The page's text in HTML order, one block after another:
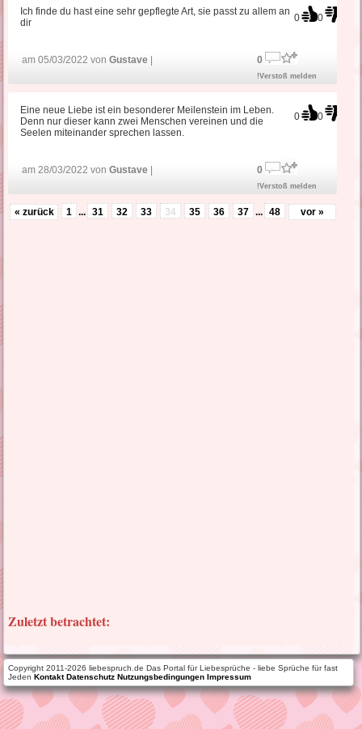
0 0
Ich finde du hast eine sehr gepflegte Art, sie passt zu allem an
dir
am 05/03/2022 vonGustave 0
!Verstoß melden
0 0
Eine neue Liebe ist ein besonderer Meilenstein im Leben.
Denn nur dieser kann zwei Menschen vereinen und die
Seelen miteinander sprechen lassen.
am 28/03/2022 vonGustave 0
!Verstoß melden
« zurück 1 ... 31 32 33 34 35 36 37 ... 48 vor »
Zuletzt betrachtet:
Copyright 2011-2026 liebespruch.de Das Portal für Liebesprüche - liebe Sprüche für fast
JedenKontakt Datenschutz Nutzungsbedingungen Impressum